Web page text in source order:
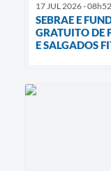
17 JUL 2026 - 08h52
SEBRAE E
GRATUITO DE
E SALGADOS